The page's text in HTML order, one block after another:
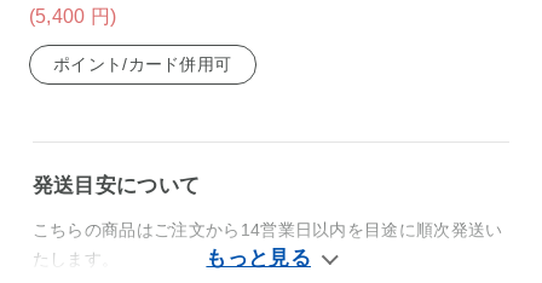
(5,400 円)
ポイント/カード併用可
発送目安について
こちらの商品はご注文から14営業日以内を目途に順次発送い
たします。